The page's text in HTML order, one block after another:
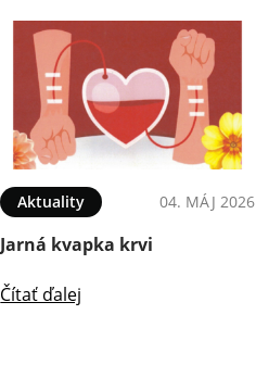
Aktuality 04. MÁJ 2026
Jarná kvapka krvi
Čítať ďalej